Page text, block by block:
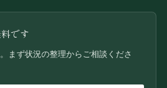
です
まず状況の整理からご相談くださ